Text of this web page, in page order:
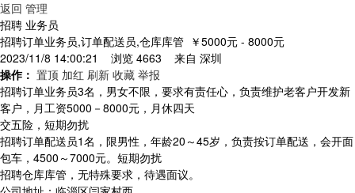
返回 管理
招聘 业务员
招聘订单业务员,订单配送员,仓库库管 ￥5000元 - 8000元
2023/11/8 14:00:21 浏览 4663 来自 深圳
操作： 置顶 加红 刷新 收藏 举报
招聘订单业务员3名，男女不限，要求有责任心，负责维护老客户开发新
客户，月工资5000－8000元，月休四天
交五险，短期勿扰
招聘订单配送员1名，限男性，年龄20～45岁，负责按订单配送，会开面
包车，4500～7000元。短期勿扰
招聘仓库库管，无特殊要求，待遇面议。